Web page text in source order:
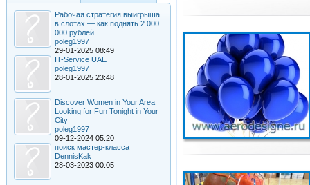
Рабочая стратегия выигрыша
в слотах — как поднять 2 000
000 рублей
poleg1997
29-01-2025 08:49
IT-Service UAE
poleg1997
28-01-2025 23:48
Discover Women in Your Area
Looking for Fun Tonight in Your
City
poleg1997
09-12-2024 05:20
поиск мастер-класса
DennisKak
28-03-2023 00:05